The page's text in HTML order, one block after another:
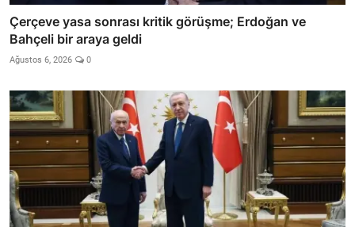
Çerçeve yasa sonrası kritik görüşme; Erdoğan ve
Bahçeli bir araya geldi
Ağustos 6, 2026 0